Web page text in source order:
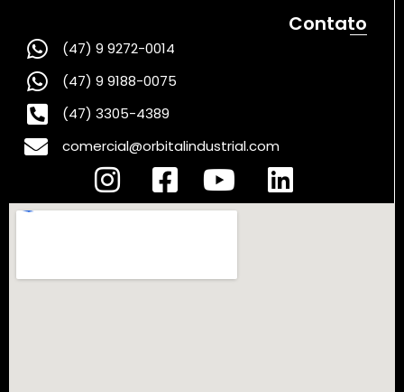
Contato
(47) 9 9272-0014
(47) 9 9188-0075
(47) 3305-4389
comercial@orbitalindustrial.com